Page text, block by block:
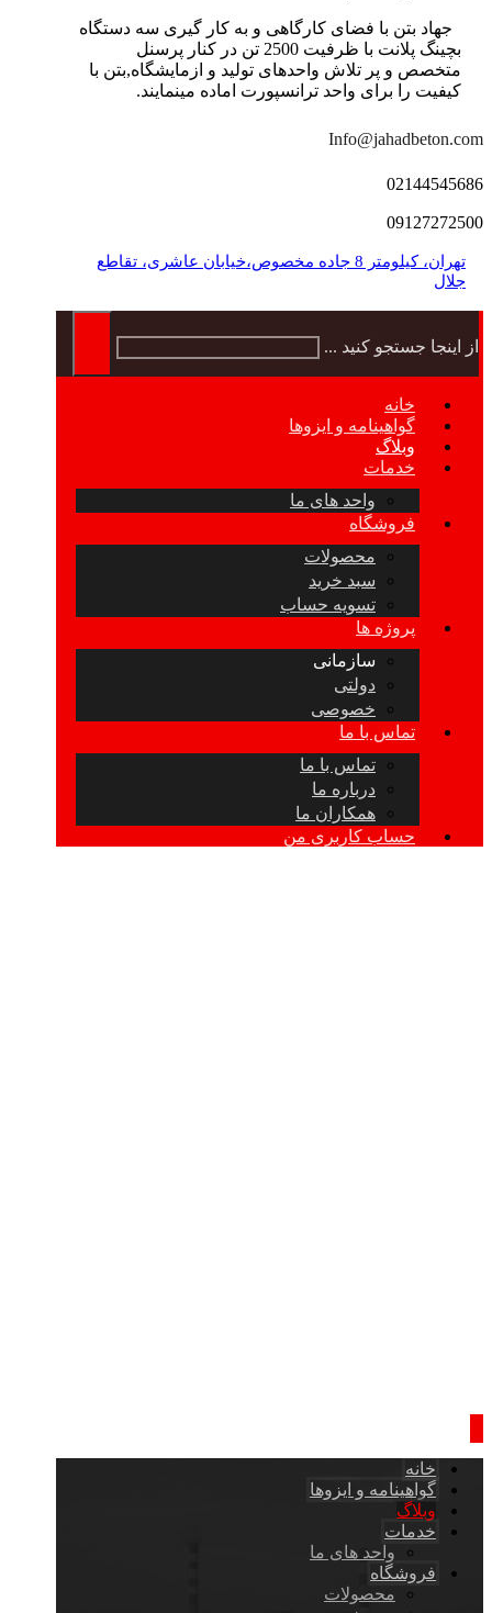
جهاد بتن با فضای کارگاهی و به کار گیری سه دستگاه
بچینگ پلانت با ظرفیت 2500 تن در کنار پرسنل
متخصص و پر تلاش واحدهای تولید و ازمایشگاه,بتن با
کیفیت را برای واحد ترانسپورت اماده مینمایند.
Info@jahadbeton.com
02144545686
09127272500
تهران، کیلومتر 8 جاده مخصوص،خیابان عاشری، تقاطع
جلال
از اینجا جستجو کنید ...
خانه
گواهینامه و ایزوها
وبلاگ
خدمات
واحد های ما
فروشگاه
محصولات
سبد خرید
تسویه حساب
پروژه ها
سازمانی
دولتی
خصوصی
تماس با ما
تماس با ما
درباره ما
همکاران ما
حساب کاربری من
خانه
گواهینامه و ایزوها
وبلاگ
خدمات
واحد های ما
فروشگاه
محصولات